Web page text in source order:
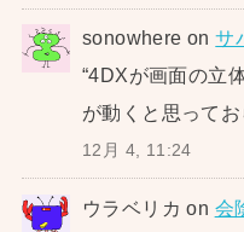
sonowhere onサ
“4DXが画面の立
が動くと思って
12月 4, 11:24
ウラベリカ on 会